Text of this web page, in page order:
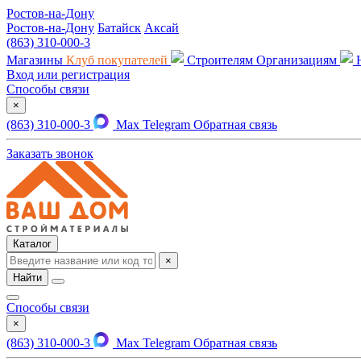
Ростов-на-Дону
Ростов-на-Дону Батайск Аксай
(863) 310-000-3
Магазины Клуб покупателей Строителям Организациям
Вход или регистрация
Способы связи
×
(863) 310-000-3 Max Telegram Обратная связь
Заказать звонок
Каталог
×
Найти
Способы связи
×
(863) 310-000-3 Max Telegram Обратная связь